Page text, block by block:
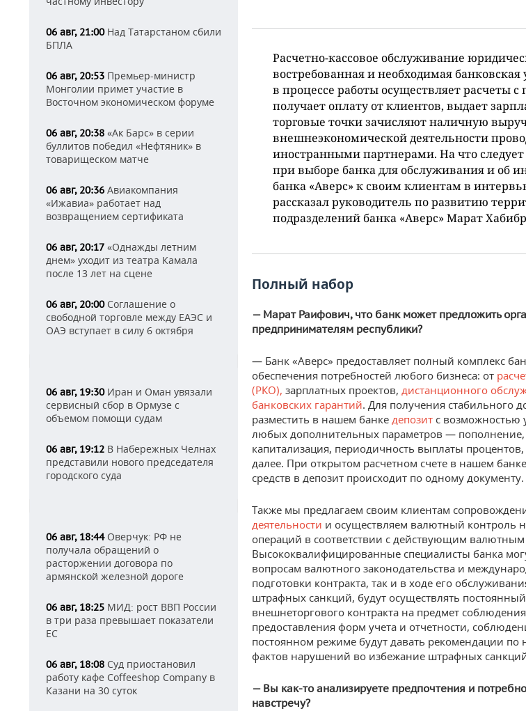
06 авг, 21:00Над Татарстаном сбили
БПЛА
06 авг, 20:53 Премьер-министр
Монголии примет участие в
Восточном экономическом форуме
06 авг, 20:38 «Ак Барс» в серии
буллитов победил «Нефтяник» в
товарищеском матче
06 авг, 20:36 Авиакомпания
«Ижавиа» работает над
возвращением сертификата
06 авг, 20:17 «Однажды летним
днем» уходит из театра Камала
после 13 лет на сцене
06 авг, 20:00Соглашение о
свободной торговле между ЕАЭС и
ОАЭ вступает в силу 6 октября
06 авг, 19:30Иран и Оман увязали
сервисный сбор в Ормузе с
объемом помощи судам
06 авг, 19:12 В Набережных Челнах
представили нового председателя
городского суда
06 авг, 18:44Оверчук: РФ не
получала обращений о
расторжении договора по
армянской железной дороге
06 авг, 18:25 МИД: рост ВВП России
в три раза превышает показатели
ЕС
06 авг, 18:08 Суд приостановил
работу кафе Coffeeshop Company в
Казани на 30 суток
Расчетно-кассовое обслуживание
востребованная и необходимая
в процессе работы осуществляет расчеты
получает оплату от клиентов, выдает
торговые точки зачисляют наличную
внешнеэкономической деятельности
иностранными партнерами. На что
при выборе банка для обслуживания и об
банка «Аверс» к своим клиентам в
рассказал руководитель по развитию
подразделений банка «Аверс» Марат
Полный набор
— Марат Раифович, что банк может предложить
предпринимателям республики?
— Банк «Аверс» предоставляет полный комплекс
обеспечения потребностей любого бизнеса: от
(РКО), зарплатных проектов, дистанционного
банковских гарантий. Для получения стабильного
разместить в нашем банке депозит с возможностью
любых дополнительных параметров — пополнение,
капитализация, периодичность выплаты
далее. При открытом расчетном счете в нашем
средств в депозит происходит по одному документу.
Также мы предлагаем своим клиентам
деятельности и осуществляем валютный контроль
операций в соответствии с действующим валютным
Высококвалифицированные специалисты банка
вопросам валютного законодательства и
подготовки контракта, так и в ходе его
штрафных санкций, будут осуществлять
внешнеторгового контракта на предмет
предоставления форм учета и отчетности,
постоянном режиме будут давать рекомендации
фактов нарушений во избежание штрафных
— Вы как-то анализируете предпочтения и
навстречу?